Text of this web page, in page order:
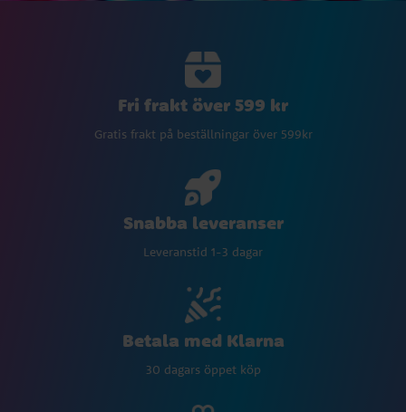
Fri frakt över 599 kr
Gratis frakt på beställningar över 599kr
Snabba leveranser
Leveranstid 1-3 dagar
Betala med Klarna
30 dagars öppet köp